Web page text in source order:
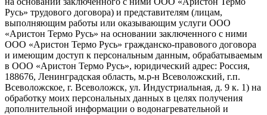
Русь» трудового договора) и представителям (лицам,
выполняющим работы или оказывающим услуги ООО
«Аристон Термо Русь» на основании заключенного с ними
ООО «Аристон Термо Русь» гражданско-правового договора
и имеющим доступ к персональным данным, обрабатываемым
в ООО «Аристон Термо Русь», юридический адрес: Россия,
188676, Ленинградская область, м.р-н Всеволожский, г.п.
Всеволожское, г. Всеволожск, ул. Индустриальная, д. 9 к. 1) на
обработку моих персональных данных в целях получения
дополнительной информации о водонагревательной и